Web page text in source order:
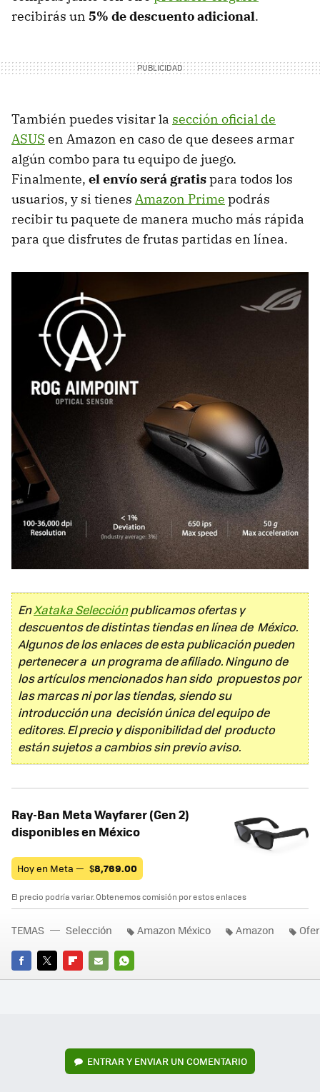
recibirás un 5% de descuento adicional.
También puedes visitar la sección oficial de
ASUS en Amazon en caso de que desees armar
algún combo para tu equipo de juego.
Finalmente, el envío será gratispara todos los
usuarios, y si tienes Amazon Prime podrás
recibir tu paquete de manera mucho más rápida
para que disfrutes de frutas partidas en línea.
EnXataka Selecciónpublicamos ofertas y
descuentos de distintas tiendas en línea de México.
Algunos de los enlaces de esta publicación pueden
pertenecer a un programa de afiliado. Ninguno de
los artículos mencionados han sido propuestos por
las marcas ni por las tiendas, siendo su
introducción una decisión única del equipo de
editores. El precio y disponibilidad del producto
están sujetos a cambios sin previo aviso.
Ray-Ban Meta Wayfarer (Gen 2)
disponibles en México
Hoy en Meta — $8,769.00
El precio podría variar. Obtenemos comisión por estos enlaces
FACEBOOK
TWITTERFLIPBOARD
E-
WHATSAPP
TEMAS Selección Amazon México Amazon
ENTRAR Y ENVIAR UN COMENTARIO